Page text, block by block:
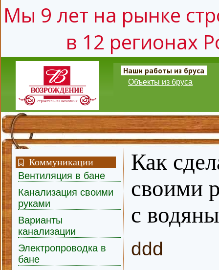
Мы 9 лет на рынке
в 12 регионах
Наши работы из бруса
Объекты из бруса
Коммуникации
Вентиляция в бане
Канализация своими
руками
Варианты
канализации
Электропроводка в
бане
Как
своими
с
ddd